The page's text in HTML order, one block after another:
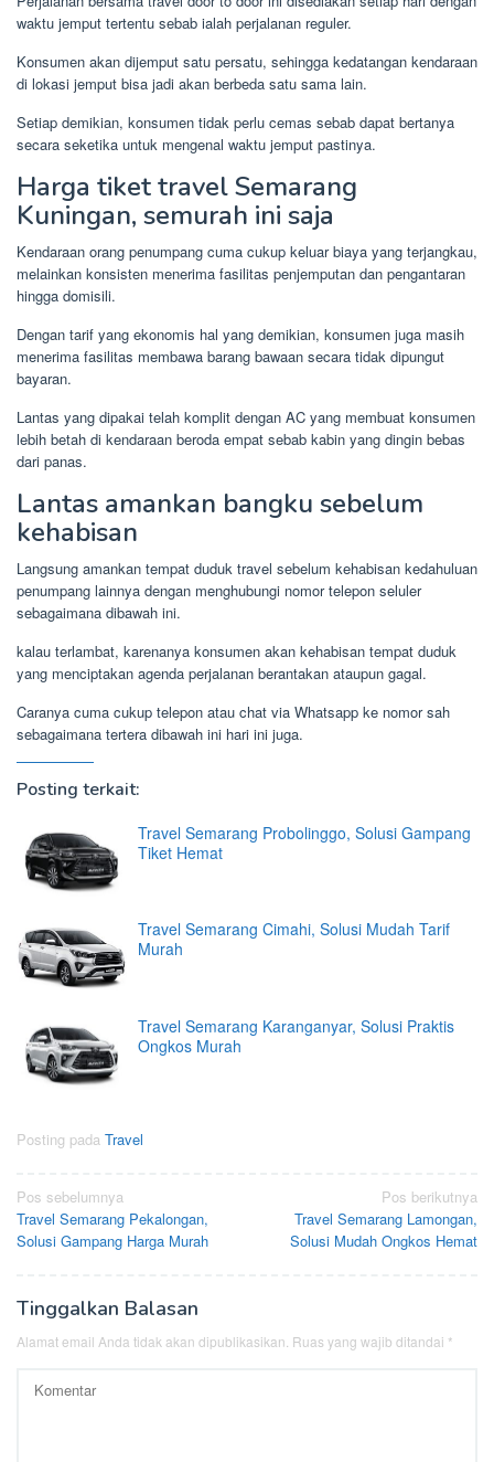
waktu jemput tertentu sebab ialah perjalanan reguler.
Konsumen akan dijemput satu persatu, sehingga kedatangan kendaraan
di lokasi jemput bisa jadi akan berbeda satu sama lain.
Setiap demikian, konsumen tidak perlu cemas sebab dapat bertanya
secara seketika untuk mengenal waktu jemput pastinya.
Harga tiket travel Semarang
Kuningan, semurah ini saja
Kendaraan orang penumpang cuma cukup keluar biaya yang terjangkau,
melainkan konsisten menerima fasilitas penjemputan dan pengantaran
hingga domisili.
Dengan tarif yang ekonomis hal yang demikian, konsumen juga masih
menerima fasilitas membawa barang bawaan secara tidak dipungut
bayaran.
Lantas yang dipakai telah komplit dengan AC yang membuat konsumen
lebih betah di kendaraan beroda empat sebab kabin yang dingin bebas
dari panas.
Lantas amankan bangku sebelum
kehabisan
Langsung amankan tempat duduk travel sebelum kehabisan kedahuluan
penumpang lainnya dengan menghubungi nomor telepon seluler
sebagaimana dibawah ini.
kalau terlambat, karenanya konsumen akan kehabisan tempat duduk
yang menciptakan agenda perjalanan berantakan ataupun gagal.
Caranya cuma cukup telepon atau chat via Whatsapp ke nomor sah
sebagaimana tertera dibawah ini hari ini juga.
Posting terkait:
Travel Semarang Probolinggo, Solusi Gampang
Tiket Hemat
Travel Semarang Cimahi, Solusi Mudah Tarif
Murah
Travel Semarang Karanganyar, Solusi Praktis
Ongkos Murah
Posting pada Travel
Navigasi
pos
Pos sebelumnya
Travel Semarang Pekalongan,
Solusi Gampang Harga Murah
Pos berikutnya
Travel Semarang Lamongan,
Solusi Mudah Ongkos Hemat
Tinggalkan Balasan
Alamat email Anda tidak akan dipublikasikan. Ruas yang wajib ditandai *